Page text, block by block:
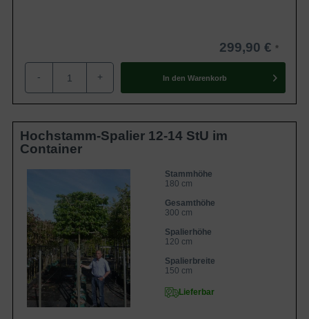
299,90 €
- + In den Warenkorb
Hochstamm-Spalier 12-14 StU im
Container
Stammhöhe
180 cm
Gesamthöhe
300 cm
Spalierhöhe
120 cm
Spalierbreite
150 cm
Lieferbar